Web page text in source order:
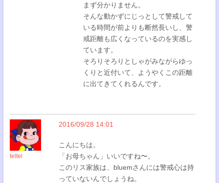
まず分かりません。
そんな動かずにじっとして警戒して
いる時間が前よりも断然長いし、警
戒距離も広くなっているのを実感し
ています。
そろりそろりとしゃがみながらゆっ
くりと近付いて、ようやくこの距離
に出てきてくれるんです。
teltel
2016/09/28 14:01
こんにちは。
「お母ちゃん」いいですね〜。
このリス家族は、bluemさんには警戒心は持
っていないんでしょうね。